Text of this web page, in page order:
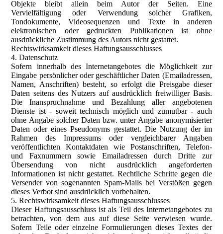
Objekte bleibt allein beim Autor der Seiten. Eine
Vervielfältigung oder Verwendung solcher Grafiken,
Tondokumente, Videosequenzen und Texte in anderen
elektronischen oder gedruckten Publikationen ist ohne
ausdrückliche Zustimmung des Autors nicht gestattet.
Rechtswirksamkeit dieses Haftungsausschlusses
4. Datenschutz
Sofern innerhalb des Internetangebotes die Möglichkeit zur
Eingabe persönlicher oder geschäftlicher Daten (Emailadressen,
Namen, Anschriften) besteht, so erfolgt die Preisgabe dieser
Daten seitens des Nutzers auf ausdrücklich freiwilliger Basis.
Die Inanspruchnahme und Bezahlung aller angebotenen
Dienste ist - soweit technisch möglich und zumutbar - auch
ohne Angabe solcher Daten bzw. unter Angabe anonymisierter
Daten oder eines Pseudonyms gestattet. Die Nutzung der im
Rahmen des Impressums oder vergleichbarer Angaben
veröffentlichten Kontaktdaten wie Postanschriften, Telefon-
und Faxnummern sowie Emailadressen durch Dritte zur
Übersendung von nicht ausdrücklich angeforderten
Informationen ist nicht gestattet. Rechtliche Schritte gegen die
Versender von sogenannten Spam-Mails bei Verstößen gegen
dieses Verbot sind ausdrücklich vorbehalten.
5. Rechtswirksamkeit dieses Haftungsausschlusses
Dieser Haftungsausschluss ist als Teil des Internetangebotes zu
betrachten, von dem aus auf diese Seite verwiesen wurde.
Sofern Teile oder einzelne Formulierungen dieses Textes der